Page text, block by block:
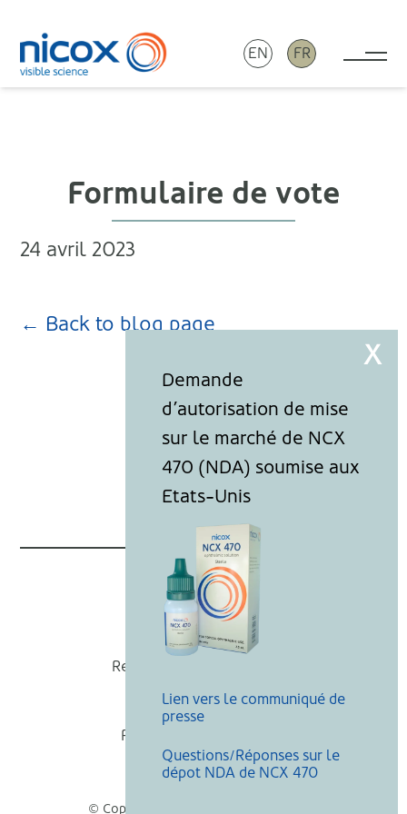
Nicox
EN FR
Formulaire de vote
24 avril 2023
← Back to blog page
Nicox
Recevoir nos actualités
Mentions légales
Politique de cookies
Recherche
© Copyright Nicox, Tous droits réservés
Lien vers le communiqué de
presse
Questions/Réponses sur le
dépot NDA de NCX 470